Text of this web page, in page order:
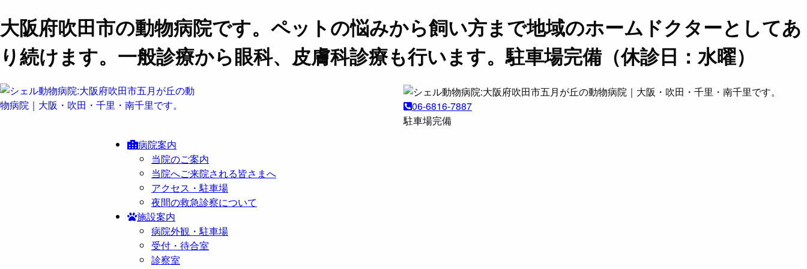
大阪府吹田市の動物病院です。ペットの悩みから飼い方まで地域のホームドクターとしてあ
り続けます。一般診療から眼科、皮膚科診療も行います。駐車場完備（休診日：水曜）
06-6816-7887
駐車場完備
病院案内
当院のご案内
当院へご来院される皆さまへ
アクセス・駐車場
夜間の救急診察について
施設案内
病院外観・駐車場
受付・待合室
診察室